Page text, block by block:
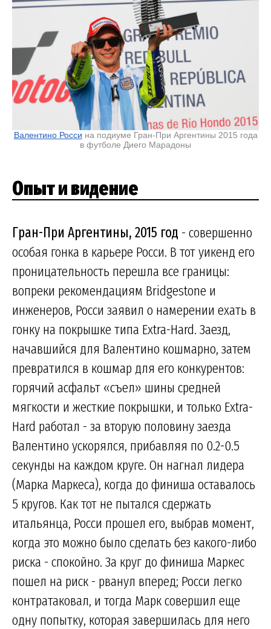
Валентино Росси на подиуме Гран-При Аргентины 2015 года
в футболе Диего Марадоны
Опыт и видение
Гран-При Аргентины, 2015 год - совершенно
особая гонка в карьере Росси. В тот уикенд его
проницательность перешла все границы:
вопреки рекомендациям Bridgestone и
инженеров, Росси заявил о намерении ехать в
гонку на покрышке типа Extra-Hard. Заезд,
начавшийся для Валентино кошмарно, затем
превратился в кошмар для его конкурентов:
горячий асфальт «съел» шины средней
мягкости и жесткие покрышки, и только Extra-
Hard работал - за вторую половину заезда
Валентино ускорялся, прибавляя по 0.2-0.5
секунды на каждом круге. Он нагнал лидера
(Марка Маркеса), когда до финиша оставалось
5 кругов. Как тот не пытался сдержать
итальянца, Росси прошел его, выбрав момент,
когда это можно было сделать без какого-либо
риска - спокойно. За круг до финиша Маркес
пошел на риск - рванул вперед; Росси легко
контратаковал, и тогда Марк совершил еще
одну попытку, которая завершилась для него